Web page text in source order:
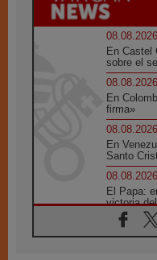
08.08.2026
En Castel
sobre el
08.08.2026
En
firma»
08.08.2026
En
Santo
08.08.2026
El Papa:
victoria
08.08.2026
León XIV